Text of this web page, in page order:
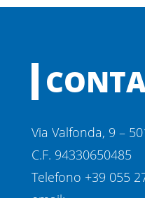
Via Valfonda, 9 –
C.F. 94330650485
Telefono +39 055